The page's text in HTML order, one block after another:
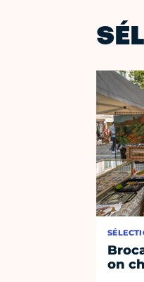
on